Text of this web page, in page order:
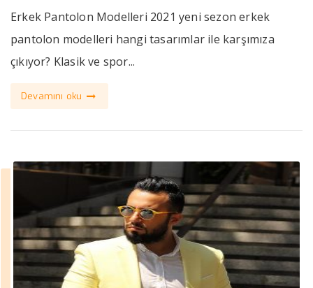
Erkek Pantolon Modelleri 2021 yeni sezon erkek
pantolon modelleri hangi tasarımlar ile karşımıza
çıkıyor? Klasik ve spor...
Devamını oku